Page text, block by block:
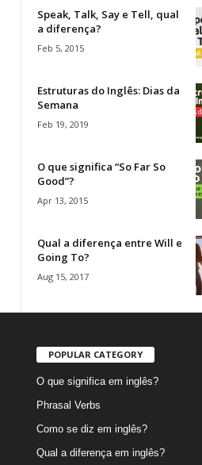
Speak, Talk, Say e Tell, qual
a diferença?
Feb 5, 2015
Estruturas do Inglês: Dias da
Semana
Feb 19, 2019
O que significa “So Far So
Good”?
Apr 13, 2015
Qual a diferença entre Will e
Going To?
Aug 15, 2017
POPULAR CATEGORY
O que significa em inglês?
Phrasal Verbs
Como se diz em inglês?
Qual a diferença em inglês?